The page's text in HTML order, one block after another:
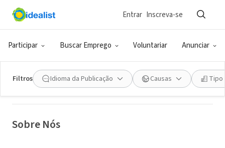
Participar Buscar Emprego Voluntariar Anunciar
Entrar Inscreva-se
Filtros Idioma da Publicação Causas Tipo
ONG (SETOR SOCIAL)
Orange County United Way
Sobre Nós